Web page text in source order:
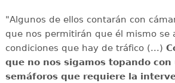
"Algunos de ellos contarán con
que nos permitirán que él mismo se
condiciones que hay de tráfico (...)
que no nos sigamos topando
semáforos que requiere la